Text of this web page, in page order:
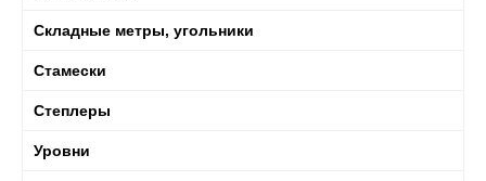
Складные метры, угольники
Стамески
Степлеры
Уровни